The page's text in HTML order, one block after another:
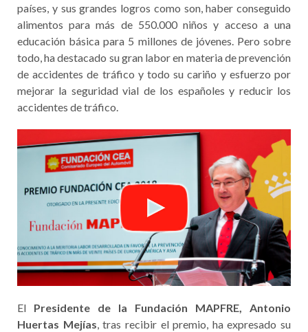
países, y sus grandes logros como son, haber conseguido
alimentos para más de 550.000 niños y acceso a una
educación básica para 5 millones de jóvenes. Pero sobre
todo, ha destacado su gran labor en materia de prevención
de accidentes de tráfico y todo su cariño y esfuerzo por
mejorar la seguridad vial de los españoles y reducir los
accidentes de tráfico.
El Presidente de la Fundación MAPFRE, Antonio
Huertas Mejías, tras recibir el premio, ha expresado su